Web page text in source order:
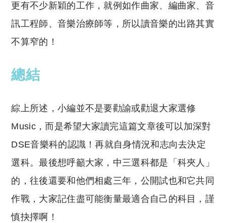
更有不少新穎的工作，就例如作曲家、編曲家、音
訊工程師、音樂治療師等，所以讀音樂的出路其實
不算窄的！
總結
綜上所述，小編並不是要勸諭或勸退大家選修
Music，而是希望大家讀完這篇文章後可以加深對
DSE音樂科的認識！再就自身情況和志向去決定
選科。最後想呼籲大家，中三選科都是「科夾人」
的，往後還要和他們相處三年，公開試也和它共同
作戰，大家記住盡可能衡量最適合自己的科目，謹
慎抉擇啊！